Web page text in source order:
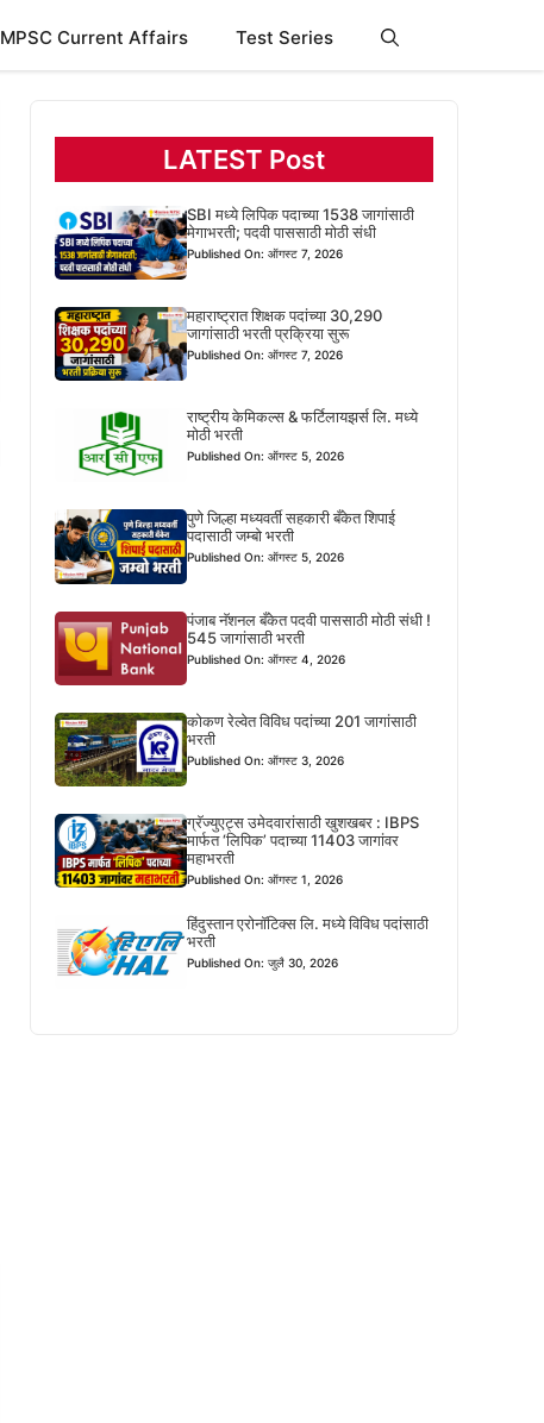
MPSC Current Affairs Test Series
LATEST Post
SBI मध्ये लिपिक पदाच्या 1538 जागांसाठी
मेगाभरती; पदवी पाससाठी मोठी संधी
Published On: ऑगस्ट 7, 2026
महाराष्ट्रात शिक्षक पदांच्या 30,290
जागांसाठी भरती प्रक्रिया सुरू
Published On: ऑगस्ट 7, 2026
राष्ट्रीय केमिकल्स & फर्टिलायझर्स लि. मध्ये
मोठी भरती
Published On: ऑगस्ट 5, 2026
पुणे जिल्हा मध्यवर्ती सहकारी बँकेत शिपाई
पदासाठी जम्बो भरती
Published On: ऑगस्ट 5, 2026
पंजाब नॅशनल बँकेत पदवी पाससाठी मोठी संधी !
545 जागांसाठी भरती
Published On: ऑगस्ट 4, 2026
कोकण रेल्वेत विविध पदांच्या 201 जागांसाठी
भरती
Published On: ऑगस्ट 3, 2026
ग्रॅज्युएट्स उमेदवारांसाठी खुशखबर : IBPS
मार्फत ‘लिपिक’ पदाच्या 11403 जागांवर
महाभरती
Published On: ऑगस्ट 1, 2026
हिंदुस्तान एरोनॉटिक्स लि. मध्ये विविध पदांसाठी
भरती
Published On: जुलै 30, 2026